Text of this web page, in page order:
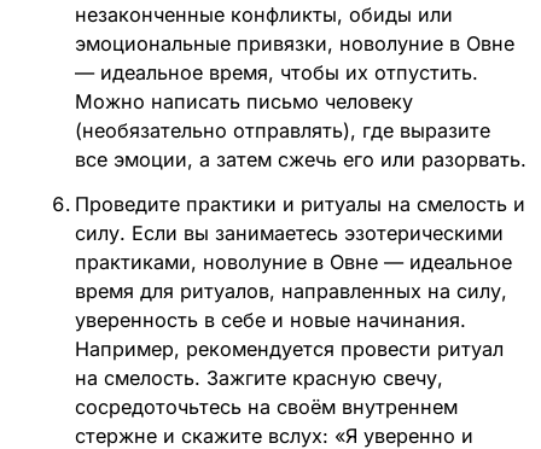
незаконченные конфликты, обиды или
эмоциональные привязки, новолуние в Овне
— идеальное время, чтобы их отпустить.
Можно написать письмо человеку
(необязательно отправлять), где выразите
все эмоции, а затем сжечь его или разорвать.
Проведите практики и ритуалы на смелость и
силу. Если вы занимаетесь эзотерическими
практиками, новолуние в Овне — идеальное
время для ритуалов, направленных на силу,
уверенность в себе и новые начинания.
Например, рекомендуется провести ритуал
на смелость. Зажгите красную свечу,
сосредоточьтесь на своём внутреннем
стержне и скажите вслух: «Я уверенно и